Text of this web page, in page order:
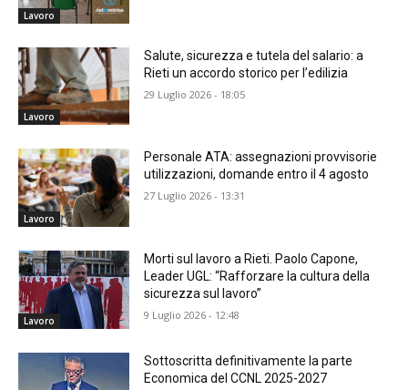
Lavoro
Lavoro
​Salute, sicurezza e tutela del salario: a
Rieti un accordo storico per l’edilizia
29 Luglio 2026 - 18:05
Lavoro
Personale ATA: assegnazioni provvisorie
utilizzazioni, domande entro il 4 agosto
27 Luglio 2026 - 13:31
Lavoro
Morti sul lavoro a Rieti. Paolo Capone,
Leader UGL: “Rafforzare la cultura della
sicurezza sul lavoro”
9 Luglio 2026 - 12:48
Sottoscritta definitivamente la parte
Economica del CCNL 2025-2027